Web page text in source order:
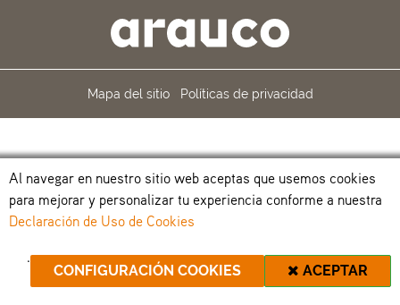
Mapa del sitio Políticas de privacidad
Al navegar en nuestro sitio web aceptas que usemos cookies
para mejorar y personalizar tu experiencia conforme a nuestra
Declaración de Uso de Cookies
ACEPTAR
CONFIGURACIÓN COOKIES
.